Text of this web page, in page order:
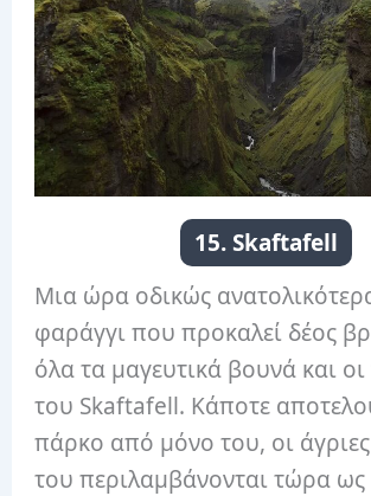
15. Skaftafell
Μια ώρα οδικώς
φαράγγι που προκαλεί δέος
όλα τα μαγευτικά βουνά και
του Skaftafell. Κάποτε
πάρκο από μόνο του, οι
του περιλαμβάνονται τώρα ως